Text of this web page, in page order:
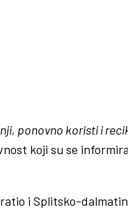
ponovno koristi i
koji su se
i Splitsko-